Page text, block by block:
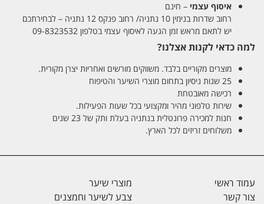
איסוף עצמי – חינם
רחוב שדרות בנימין 10 נתניה/ רחוב פנקס 12 נתניה – לבחירתכם
יש לתאם מראש זמן הגעה לאיסוף עצמי בטלפון 09-8323532
למה כדאי לקנות אצלנו?
מוצרים מקוריים בלבד. משווקים מורשים ואחריות יצרן מקורית.
25 שנות ניסיון בתחום מוצרי השיער והטיפוח
רכישה מאובטחת
שירות טלפוני מהיר ומקצועי בכל שעות הפעילות.
חנות למכירה פרונטלית בנתניה בעלת ותק של 23 שנים
משלוחים זריזים לכל הארץ.
עמוד ראשי
צור קשר
מוצרי שיער
צבע לשיער וחמצנים